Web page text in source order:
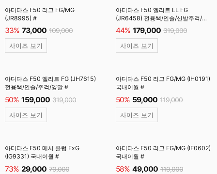
아디다스 F50 리그 FG/MG
(JR8995) #
33% 73,000 109,000
사이즈 보기
아디다스 F50 엘리트 LL FG
(JR6458) 전용쌕/인솔/신발주걱/
양말 #
44% 179,000 319,000
사이즈 보기
아디다스 F50 엘리트 FG (JH7615)
전용쌕/인솔/주걱/양말 #
50% 159,000 319,000
사이즈 보기
아디다스 F50 리그 FG/MG (IH0191)
국내이월 #
50% 59,000 119,000
사이즈 보기
아디다스 F50 메시 클럽 FxG
(IG9331) 국내이월 #
73% 29,000 79,000
아디다스 F50 리그 FG/MG (IE0602)
국내이월 #
58% 49,000 119,000